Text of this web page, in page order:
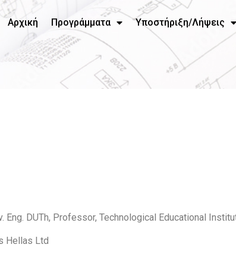
Αρχική Προγράμματα Υποστήριξη/Λήψεις
Eng. DUTh, Professor, Technological Educational
Hellas Ltd